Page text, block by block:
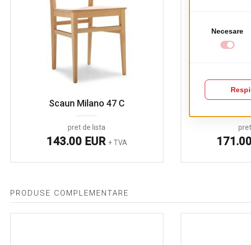
Scaun Milano 47 C
pret de lista
143.00 EUR + TVA
Scaun
PRODUSE COMPLEMENTARE